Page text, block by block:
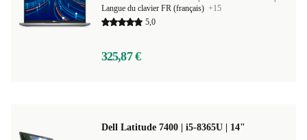
Langue du clavier FR (français) +15
5,0
325,87 €
Dell Latitude 7400 | i5-8365U | 14"